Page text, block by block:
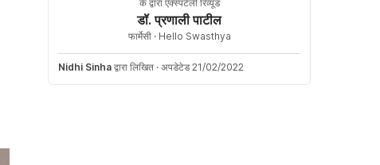
के द्वारा एक्स्पर्टली रिव्यूड
डॉ. प्रणाली पाटील
फार्मेसी · Hello Swasthya
Nidhi Sinha द्वारा लिखित · अपडेटेड 21/02/2022